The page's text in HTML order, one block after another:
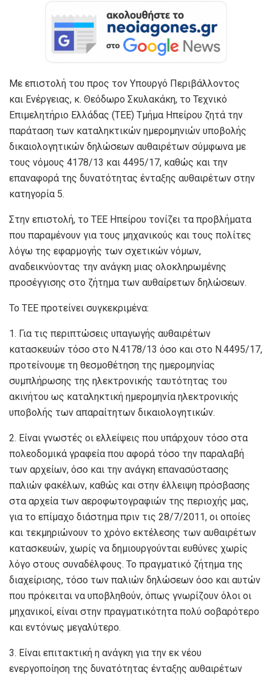
Με επιστολή του προς τον Υπουργό Περιβάλλοντος
και Ενέργειας, κ. Θεόδωρο Σκυλακάκη, το Τεχνικό
Επιμελητήριο Ελλάδας (ΤΕΕ) Τμήμα Ηπείρου ζητά την
παράταση των καταληκτικών ημερομηνιών υποβολής
δικαιολογητικών δηλώσεων αυθαιρέτων σύμφωνα με
τους νόμους 4178/13 και 4495/17, καθώς και την
επαναφορά της δυνατότητας ένταξης αυθαιρέτων στην
κατηγορία 5.
Στην επιστολή, το ΤΕΕ Ηπείρου τονίζει τα προβλήματα
που παραμένουν για τους μηχανικούς και τους πολίτες
λόγω της εφαρμογής των σχετικών νόμων,
αναδεικνύοντας την ανάγκη μιας ολοκληρωμένης
προσέγγισης στο ζήτημα των αυθαίρετων δηλώσεων.
Το ΤΕΕ προτείνει συγκεκριμένα:
1. Για τις περιπτώσεις υπαγωγής αυθαιρέτων
κατασκευών τόσο στο Ν.4178/13 όσο και στο Ν.4495/17,
προτείνουμε τη θεσμοθέτηση της ημερομηνίας
συμπλήρωσης της ηλεκτρονικής ταυτότητας του
ακινήτου ως καταληκτική ημερομηνία ηλεκτρονικής
υποβολής των απαραίτητων δικαιολογητικών.
2. Είναι γνωστές οι ελλείψεις που υπάρχουν τόσο στα
πολεοδομικά γραφεία που αφορά τόσο την παραλαβή
των αρχείων, όσο και την ανάγκη επανασύστασης
παλιών φακέλων, καθώς και στην έλλειψη πρόσβασης
στα αρχεία των αεροφωτογραφιών της περιοχής μας,
για το επίμαχο διάστημα πριν τις 28/7/2011, οι οποίες
και τεκμηριώνουν το χρόνο εκτέλεσης των αυθαιρέτων
κατασκευών, χωρίς να δημιουργούνται ευθύνες χωρίς
λόγο στους συναδέλφους. Το πραγματικό ζήτημα της
διαχείρισης, τόσο των παλιών δηλώσεων όσο και αυτών
που πρόκειται να υποβληθούν, όπως γνωρίζουν όλοι οι
μηχανικοί, είναι στην πραγματικότητα πολύ σοβαρότερο
και εντόνως μεγαλύτερο.
3. Είναι επιτακτική η ανάγκη για την εκ νέου
ενεργοποίηση της δυνατότητας ένταξης αυθαιρέτων